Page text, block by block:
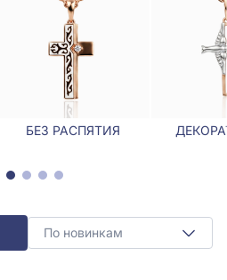
БЕЗ РАСПЯТИЯ
По новинкам